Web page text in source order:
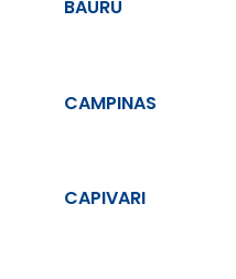
BAURU
CAMPINAS
CAPIVARI